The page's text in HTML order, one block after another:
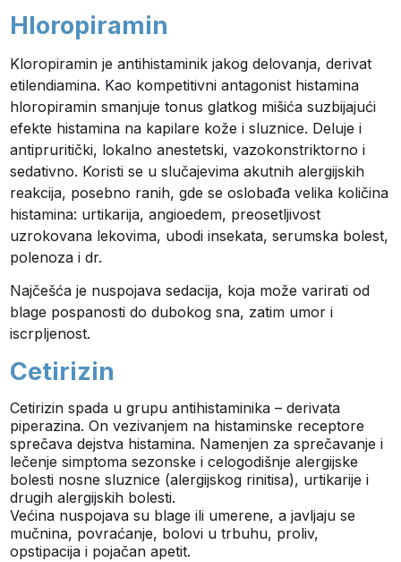
Hloropiramin
Kloropiramin je antihistaminik jakog delovanja, derivat
etilendiamina. Kao kompetitivni antagonist histamina
hloropiramin smanjuje tonus glatkog mišića suzbijajući
efekte histamina na kapilare kože i sluznice. Deluje i
antipruritički, lokalno anestetski, vazokonstriktorno i
sedativno. Koristi se u slučajevima akutnih alergijskih
reakcija, posebno ranih, gde se oslobađa velika količina
histamina: urtikarija, angioedem, preosetljivost
uzrokovana lekovima, ubodi insekata, serumska bolest,
polenoza i dr.
Najčešća je nuspojava sedacija, koja može varirati od
blage pospanosti do dubokog sna, zatim umor i
iscrpljenost.
Cetirizin
Cetirizin spada u grupu antihistaminika – derivata
piperazina. On vezivanjem na histaminske receptore
sprečava dejstva histamina. Namenjen za sprečavanje i
lečenje simptoma sezonske i celogodišnje alergijske
bolesti nosne sluznice (alergijskog rinitisa), urtikarije i
drugih alergijskih bolesti.
Većina nuspojava su blage ili umerene, a javljaju se
mučnina, povraćanje, bolovi u trbuhu, proliv,
opstipacija i pojačan apetit.